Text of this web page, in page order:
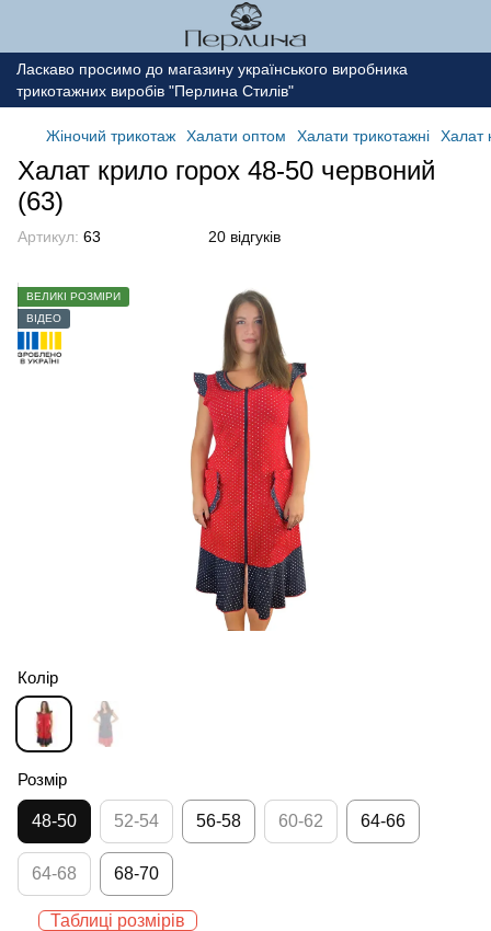
Ласкаво просимо до магазину українського виробника
трикотажних виробів "Перлина Стилів"
Жіночий трикотаж Халати оптом Халати трикотажні Халат
Халат крило горох 48-50 червоний
(63)
Артикул: 63 20 відгуків
ВЕЛИКІ РОЗМІРИ
ВІДЕО
Колір
Розмір
48-50 52-54 56-58 60-62 64-66
64-68 68-70
Таблиці розмірів